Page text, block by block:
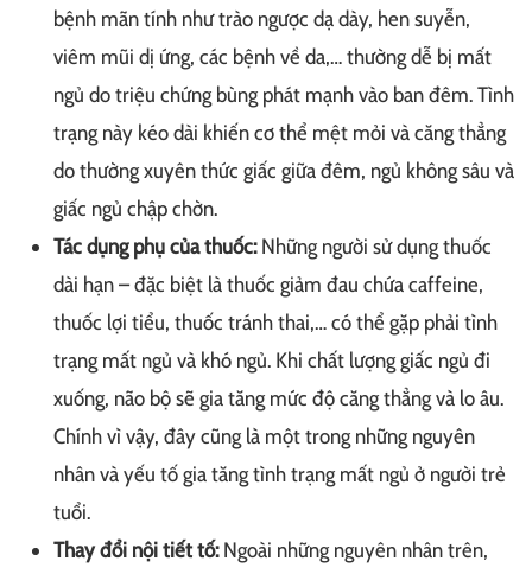
bệnh mãn tính như trào ngược dạ dày, hen suyễn,
viêm mũi dị ứng, các bệnh về da,… thường dễ bị mất
ngủ do triệu chứng bùng phát mạnh vào ban đêm. Tình
trạng này kéo dài khiến cơ thể mệt mỏi và căng thẳng
do thường xuyên thức giấc giữa đêm, ngủ không sâu và
giấc ngủ chập chờn.
Tác dụng phụ của thuốc:Những người sử dụng thuốc
dài hạn – đặc biệt là thuốc giảm đau chứa caffeine,
thuốc lợi tiểu, thuốc tránh thai,… có thể gặp phải tình
trạng mất ngủ và khó ngủ. Khi chất lượng giấc ngủ đi
xuống, não bộ sẽ gia tăng mức độ căng thẳng và lo âu.
Chính vì vậy, đây cũng là một trong những nguyên
nhân và yếu tố gia tăng tình trạng mất ngủ ở người trẻ
tuổi.
Thay đổi nội tiết tố:Ngoài những nguyên nhân trên,